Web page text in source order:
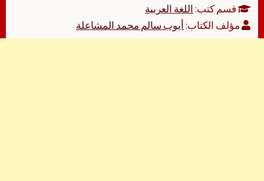
قسم كتب:اللغة العربية
مؤلف الكتاب:أيوب سالم محمد المشاعلة